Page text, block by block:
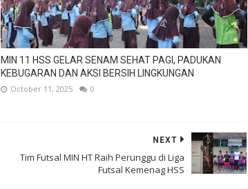
MIN 11 HSS GELAR SENAM SEHAT PAGI, PADUKAN
KEBUGARAN DAN AKSI BERSIH LINGKUNGAN
October 11, 2025 0
NEXT
Tim Futsal MIN HT Raih Perunggu di Liga
Futsal Kemenag HSS